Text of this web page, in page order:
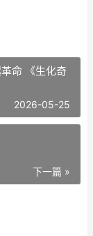
命 《生化奇
2026-05-25
下一篇 »